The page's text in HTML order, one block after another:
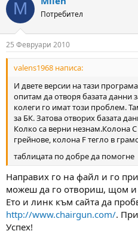
M Потребител
25 Февруари 2010
valens1968 написа:
И двете версии на тази
опитам да отворя базата данни
колеги го имат този проблем.
за БК. Затова отворих базата
Колко са верни незнам.Колона
грейнове, колона F тегло в
таблицата по добре да помогне
Направих го на файл и го
можеш да го отвориш, щом и
Ето и линк към сайта да
http://www.chairgun.com/.
Успех!